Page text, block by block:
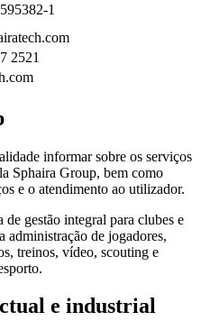
1
2521
informar sobre os serviços
Sphaira Group, bem como
e o atendimento ao utilizador.
gestão integral para clubes e
administração de jogadores,
treinos, vídeo, scouting e
e industrial